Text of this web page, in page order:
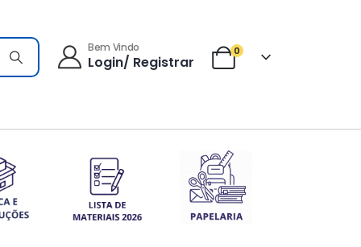
Bem Vindo
Login/ Registrar
0